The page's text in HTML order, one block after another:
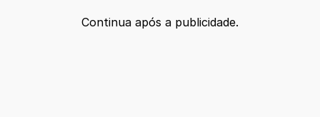
Continua após a publicidade.